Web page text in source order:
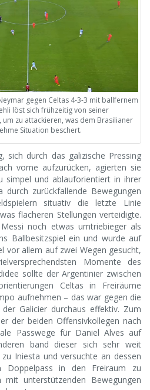
gegen Celtas 4-3-3 mit ballfernem
löst sich frühzeitig von seiner
zu attackieren, was dem Brasilianer
Situation beschert.
sich durch das galizische Pressing
vorne aufzurücken, agierten sie
simpel und ablauforientiert in ihrer
durch zurückfallende Bewegungen
situativ die letzte Linie
flacheren Stellungen verteidigte.
noch etwas umtriebieger als
Ballbesitzspiel ein und wurde auf
vor allem auf zwei Wegen gesucht,
Momente des
sollte der Argentinier zwischen
Celtas in Freiräume
aufnehmen – das war gegen die
Galicier durchaus effektiv. Zum
der beiden Offensivkollegen nach
Passwege für Daniel Alves auf
band dieser sich sehr weit
Iniesta und versuchte an dessen
Doppelpass in den Freiraum zu
unterstützenden Bewegungen